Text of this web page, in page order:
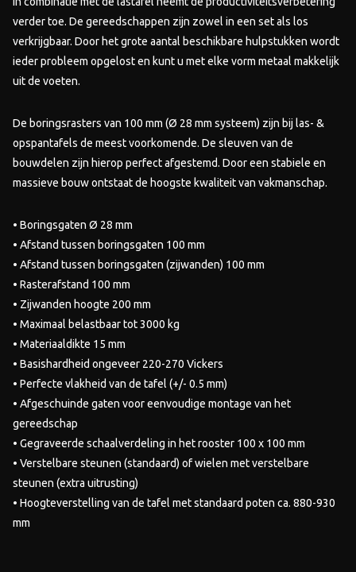
verder toe. De gereedschappen zijn zowel in een set als los
verkrijgbaar. Door het grote aantal beschikbare hulpstukken wordt
ieder probleem opgelost en kunt u met elke vorm metaal makkelijk
uit de voeten.
De boringsrasters van 100 mm (Ø 28 mm systeem) zijn bij las- &
opspantafels de meest voorkomende. De sleuven van de
bouwdelen zijn hierop perfect afgestemd. Door een stabiele en
massieve bouw ontstaat de hoogste kwaliteit van vakmanschap.
• Boringsgaten Ø 28 mm
• Afstand tussen boringsgaten 100 mm
• Afstand tussen boringsgaten (zijwanden) 100 mm
• Rasterafstand 100 mm
• Zijwanden hoogte 200 mm
• Maximaal belastbaar tot 3000 kg
• Materiaaldikte 15 mm
• Basishardheid ongeveer 220-270 Vickers
• Perfecte vlakheid van de tafel (+/- 0.5 mm)
• Afgeschuinde gaten voor eenvoudige montage van het
gereedschap
• Gegraveerde schaalverdeling in het rooster 100 x 100 mm
• Verstelbare steunen (standaard) of wielen met verstelbare
steunen (extra uitrusting)
• Hoogteverstelling van de tafel met standaard poten ca. 880-930
mm